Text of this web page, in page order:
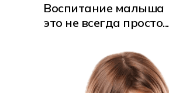
Воспитание малыша
это не всегда просто...